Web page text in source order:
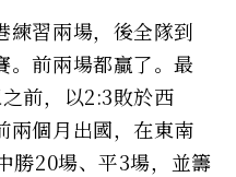
練習兩場，後全隊到
前兩場都贏了。最
前，以2:3敗於西
兩個月出國，在東南
勝20場、平3場，並籌